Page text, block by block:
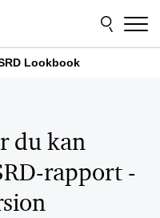
Lookbook
du kan
rapport -